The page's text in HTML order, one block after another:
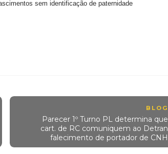
sem identificação de paternidade
BLOG
Parecer 1º Turno PL determina que
cart. de RC comuniquem ao Detran
falecimento de portador de CNH